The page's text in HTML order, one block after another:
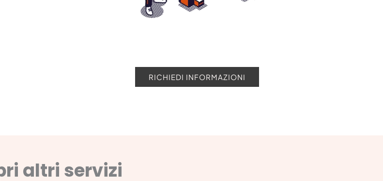
RICHIEDI INFORMAZIONI
altri servizi